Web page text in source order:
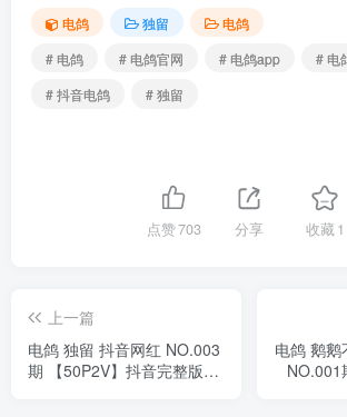
电鸽 独留
电鸽
# 电鸽
# 电鸽官网 # 电鸽app
# 电
# 抖音电鸽
# 独留
点赞703 分享 收藏1
上一篇
电鸽 独留 抖音网红 NO.003
期 【50P2V】抖音完整版合
电鸽 鹅鹅
NO.001